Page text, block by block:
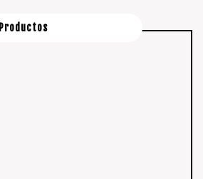
Productos